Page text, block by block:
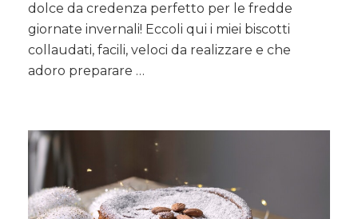
alle
pere
e
mandorle
dolce da credenza perfetto per le fredde
giornate invernali! Eccoli qui i miei biscotti
collaudati, facili, veloci da realizzare e che
adoro preparare …